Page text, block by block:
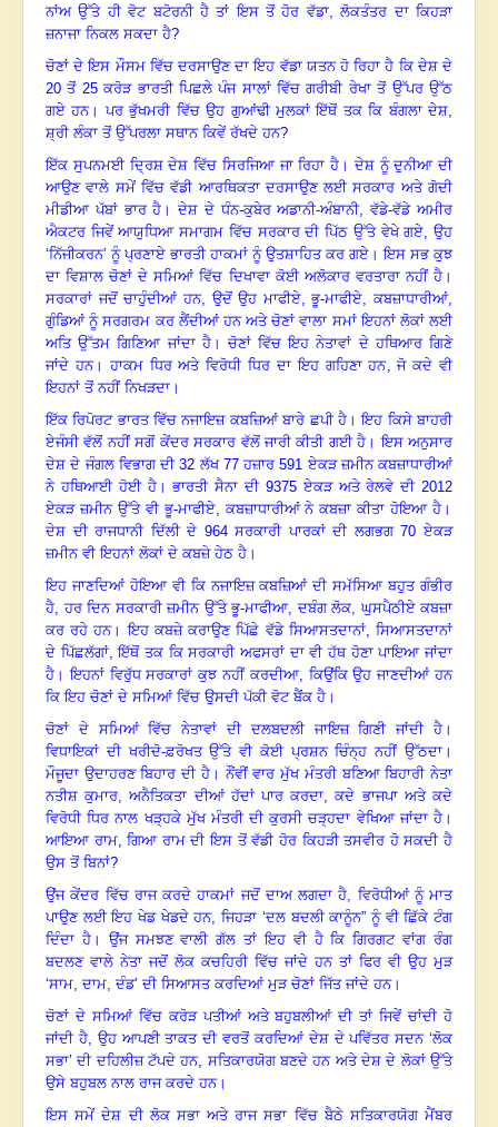
ਨਾਂਅ ਉੱਤੇ ਹੀ ਵੋਟ ਬਟੋਰਨੀ ਹੈ ਤਾਂ ਇਸ ਤੋਂ ਹੋਰ ਵੱਡਾ,ਲੋਕਤੰਤਰ ਦਾ ਕਿਹੜਾ
ਜ਼ਨਾਜਾ ਨਿਕਲ ਸਕਦਾ ਹੈ?
ਚੋਣਾਂ ਦੇ ਇਸ ਮੌਸਮ ਵਿੱਚ ਦਰਸਾਉਣ ਦਾ ਇਹ ਵੱਡਾ ਯਤਨ ਹੋ ਰਿਹਾ ਹੈ ਕਿ ਦੇਸ਼ ਦੇ
20 ਤੋਂ 25ਕਰੋੜ ਭਾਰਤੀ ਪਿਛਲੇ ਪੰਜ ਸਾਲਾਂ ਵਿੱਚ ਗਰੀਬੀ ਰੇਖਾ ਤੋਂ ਉੱਪਰ ਉੱਠ
ਗਏ ਹਨ। ਪਰ ਭੁੱਖਮਰੀ ਵਿੱਚ ਉਹ ਗੁਆਂਢੀ ਮੁਲਕਾਂ ਇੱਥੋਂ ਤਕ ਕਿ ਬੰਗਲਾ ਦੇਸ਼,
ਸ਼੍ਰੀ ਲੰਕਾ ਤੋਂ ਉੱਪਰਲਾ ਸਥਾਨ ਕਿਵੇਂ ਰੱਖਦੇ ਹਨ?
ਇੱਕ ਸੁਪਨਮਈ ਦ੍ਰਿਸ਼ ਦੇਸ਼ ਵਿੱਚ ਸਿਰਜਿਆ ਜਾ ਰਿਹਾ ਹੈ । ਦੇਸ਼ ਨੂੰ ਦੁਨੀਆ ਦੀ
ਆਉਣ ਵਾਲੇ ਸਮੇਂ ਵਿੱਚ ਵੱਡੀ ਆਰਥਿਕਤਾ ਦਰਸਾਉਣ ਲਈ ਸਰਕਾਰ ਅਤੇ ਗੋਦੀ
ਮੀਡੀਆ ਪੱਬਾਂ ਭਾਰ ਹੈ ।ਦੇਸ਼ ਦੇ ਧੰਨ-ਕੁਬੇਰ ਅਡਾਨੀ-ਅੰਬਾਨੀ,ਵੱਡੇ-ਵੱਡੇ ਅਮੀਰ
ਐਕਟਰ ਜਿਵੇਂ ਆਯੁਧਿਆ ਸਮਾਗਮ ਵਿੱਚ ਸਰਕਾਰ ਦੀ ਪਿੱਠ ਉੱਤੇ ਵੇਖੇ ਗਏ,ਉਹ
‘ਨਿੱਜੀਕਰਨ’ ਨੂੰ ਪ੍ਰਣਾਏ ਭਾਰਤੀ ਹਾਕਮਾਂ ਨੂੰ ਉਤਸ਼ਾਹਿਤ ਕਰ ਗਏ ।ਇਸ ਸਭ ਕੁਝ
ਦਾ ਵਿਸ਼ਾਲ ਚੋਣਾਂ ਦੇ ਸਮਿਆਂ ਵਿੱਚ ਦਿਖਾਵਾ ਕੋਈ ਅਲੋਕਾਰ ਵਰਤਾਰਾ ਨਹੀਂ ਹੈ ।
ਸਰਕਾਰਾਂ ਜਦੋਂ ਚਾਹੁੰਦੀਆਂ ਹਨ, ਉਦੋਂ ਉਹ ਮਾਫੀਏ,ਭੂ-ਮਾਫੀਏ, ਕਬਜ਼ਾਧਾਰੀਆਂ,
ਗੁੰਡਿਆਂ ਨੂੰ ਸਰਗਰਮ ਕਰ ਲੈਂਦੀਆਂ ਹਨ ਅਤੇ ਚੋਣਾਂ ਵਾਲਾ ਸਮਾਂ ਇਹਨਾਂ ਲੋਕਾਂ ਲਈ
ਅਤਿ ਉੱਤਮ ਗਿਣਿਆ ਜਾਂਦਾ ਹੈ। ਚੋਣਾਂ ਵਿੱਚ ਇਹ ਨੇਤਾਵਾਂ ਦੇ ਹਥਿਆਰ ਗਿਣੇ
ਜਾਂਦੇ ਹਨ। ਹਾਕਮ ਧਿਰ ਅਤੇ ਵਿਰੋਧੀ ਧਿਰ ਦਾ ਇਹ ਗਹਿਣਾ ਹਨ,ਜੋ ਕਦੇ ਵੀ
ਇਹਨਾਂ ਤੋਂ ਨਹੀਂ ਨਿਖੜਦਾ ।
ਇੱਕ ਰਿਪੋਰਟ ਭਾਰਤ ਵਿੱਚ ਨਜਾਇਜ਼ ਕਬਜ਼ਿਆਂ ਬਾਰੇ ਛਪੀ ਹੈ।ਇਹ ਕਿਸੇ ਬਾਹਰੀ
ਏਜੰਸੀ ਵੱਲੋਂ ਨਹੀਂ ਸਗੋਂ ਕੇਂਦਰ ਸਰਕਾਰ ਵੱਲੋਂ ਜਾਰੀ ਕੀਤੀ ਗਈ ਹੈ ।ਇਸ ਅਨੁਸਾਰ
ਦੇਸ਼ ਦੇ ਜੰਗਲ ਵਿਭਾਗ ਦੀ32 ਲੱਖ 77ਹਜ਼ਾਰ591 ਏਕੜ ਜ਼ਮੀਨ ਕਬਜ਼ਾਧਾਰੀਆਂ
ਨੇ ਹਥਿਆਈ ਹੋਈ ਹੈ।ਭਾਰਤੀ ਸੈਨਾ ਦੀ 9375ਏਕੜ ਅਤੇ ਰੇਲਵੇ ਦੀ2012
ਏਕੜ ਜ਼ਮੀਨ ਉੱਤੇ ਵੀ ਭੂ-ਮਾਫੀਏ, ਕਬਜ਼ਾਧਾਰੀਆਂ ਨੇ ਕਬਜ਼ਾ ਕੀਤਾ ਹੋਇਆ ਹੈ ।
ਦੇਸ਼ ਦੀ ਰਾਜਧਾਨੀ ਦਿੱਲੀ ਦੇ 964ਸਰਕਾਰੀ ਪਾਰਕਾਂ ਦੀ ਲਗਭਗ70 ਏਕੜ
ਜ਼ਮੀਨ ਵੀ ਇਹਨਾਂ ਲੋਕਾਂ ਦੇ ਕਬਜ਼ੇ ਹੇਠ ਹੈ ।
ਇਹ ਜਾਣਦਿਆਂ ਹੋਇਆ ਵੀ ਕਿ ਨਜਾਇਜ਼ ਕਬਜ਼ਿਆਂ ਦੀ ਸਮੱਸਿਆ ਬਹੁਤ ਗੰਭੀਰ
ਹੈ, ਹਰ ਦਿਨ ਸਰਕਾਰੀ ਜ਼ਮੀਨ ਉੱਤੇ ਭੂ-ਮਾਫੀਆ, ਦਬੰਗ ਲੋਕ, ਘੁਸਪੈਠੀਏ ਕਬਜ਼ਾ
ਕਰ ਰਹੇ ਹਨ।ਇਹ ਕਬਜ਼ੇ ਕਰਾਉਣ ਪਿੱਛੇ ਵੱਡੇ ਸਿਆਸਤਦਾਨਾਂ,ਸਿਆਸਤਦਾਨਾਂ
ਦੇ ਪਿੱਛਲੱਗਾਂ, ਇੱਥੋਂ ਤਕ ਕਿ ਸਰਕਾਰੀ ਅਫਸਰਾਂ ਦਾ ਵੀ ਹੱਥ ਹੋਣਾ ਪਾਇਆ ਜਾਂਦਾ
ਹੈ ।ਇਹਨਾਂ ਵਿਰੁੱਧ ਸਰਕਾਰਾਂ ਕੁਝ ਨਹੀਂ ਕਰਦੀਆ, ਕਿਉਂਕਿ ਉਹ ਜਾਣਦੀਆਂ ਹਨ
ਕਿ ਇਹ ਚੋਣਾਂ ਦੇ ਸਮਿਆਂ ਵਿੱਚ ਉਸਦੀ ਪੱਕੀ ਵੋਟ ਬੈਂਕ ਹੈ ।
ਚੋਣਾਂ ਦੇ ਸਮਿਆਂ ਵਿੱਚ ਨੇਤਾਵਾਂ ਦੀ ਦਲਬਦਲੀ ਜਾਇਜ਼ ਗਿਣੀ ਜਾਂਦੀ ਹੈ ।
ਵਿਧਾਇਕਾਂ ਦੀ ਖਰੀਦੋ-ਫ਼ਰੋਖਤ ਉੱਤੇ ਵੀ ਕੋਈ ਪ੍ਰਸ਼ਨ ਚਿੰਨ੍ਹ ਨਹੀਂ ਉੱਠਦਾ ।
ਮੌਜੂਦਾ ਉਦਾਹਰਣ ਬਿਹਾਰ ਦੀ ਹੈ। ਨੌਂਵੀਂ ਵਾਰ ਮੁੱਖ ਮੰਤਰੀ ਬਣਿਆ ਬਿਹਾਰੀ ਨੇਤਾ
ਨਤੀਸ਼ ਕੁਮਾਰ,ਅਨੈਤਿਕਤਾ ਦੀਆਂ ਹੱਦਾਂ ਪਾਰ ਕਰਦਾ,ਕਦੇ ਭਾਜਪਾ ਅਤੇ ਕਦੇ
ਵਿਰੋਧੀ ਧਿਰ ਨਾਲ ਖੜ੍ਹਕੇ ਮੁੱਖ ਮੰਤਰੀ ਦੀ ਕੁਰਸੀ ਚੜ੍ਹਦਾ ਵੇਖਿਆ ਜਾਂਦਾ ਹੈ ।
ਆਇਆ ਰਾਮ,ਗਿਆ ਰਾਮ ਦੀ ਇਸ ਤੋਂ ਵੱਡੀ ਹੋਰ ਕਿਹੜੀ ਤਸਵੀਰ ਹੋ ਸਕਦੀ ਹੈ
ਉਸ ਤੋਂ ਬਿਨਾਂ?
ਉਂਜ ਕੇਂਦਰ ਵਿੱਚ ਰਾਜ ਕਰਦੇ ਹਾਕਮਾਂ ਜਦੋਂ ਦਾਅ ਲਗਦਾ ਹੈ, ਵਿਰੋਧੀਆਂ ਨੂੰ ਮਾਤ
ਪਾਉਣ ਲਈ ਇਹ ਖੇਡ ਖੇਡਦੇ ਹਨ,ਜਿਹੜਾ ‘ਦਲ ਬਦਲੀ ਕਾਨੂੰਨ” ਨੂੰ ਵੀ ਛਿੱਕੇ ਟੰਗ
ਦਿੰਦਾ ਹੈ। ਉਂਜ ਸਮਝਣ ਵਾਲੀ ਗੱਲ ਤਾਂ ਇਹ ਵੀ ਹੈ ਕਿ ਗਿਰਗਟ ਵਾਂਗ ਰੰਗ
ਬਦਲਣ ਵਾਲੇ ਨੇਤਾ ਜਦੋਂ ਲੋਕ ਕਚਹਿਰੀ ਵਿੱਚ ਜਾਂਦੇ ਹਨ ਤਾਂ ਫਿਰ ਵੀ ਉਹ ਮੁੜ
‘ਸਾਮ, ਦਾਮ, ਦੰਡ’ ਦੀ ਸਿਆਸਤ ਕਰਦਿਆਂ ਮੁੜ ਚੋਣਾਂ ਜਿੱਤ ਜਾਂਦੇ ਹਨ।
ਚੋਣਾਂ ਦੇ ਸਮਿਆਂ ਵਿੱਚ ਕਰੋੜ ਪਤੀਆਂ ਅਤੇ ਬਹੁਬਲੀਆਂ ਦੀ ਤਾਂ ਜਿਵੇਂ ਚਾਂਦੀ ਹੋ
ਜਾਂਦੀ ਹੈ, ਉਹ ਆਪਣੀ ਤਾਕਤ ਦੀ ਵਰਤੋਂ ਕਰਦਿਆਂ ਦੇਸ਼ ਦੇ ਪਵਿੱਤਰ ਸਦਨ ‘ਲੋਕ
ਸਭਾ’ ਦੀ ਦਹਿਲੀਜ਼ ਟੱਪਦੇ ਹਨ, ਸਤਿਕਾਰਯੋਗ ਬਣਦੇ ਹਨ ਅਤੇ ਦੇਸ਼ ਦੇ ਲੋਕਾਂ ਉੱਤੇ
ਉਸੇ ਬਹੁਬਲ ਨਾਲ ਰਾਜ ਕਰਦੇ ਹਨ।
ਇਸ ਸਮੇਂ ਦੇਸ਼ ਦੀ ਲੋਕ ਸਭਾ ਅਤੇ ਰਾਜ ਸਭਾ ਵਿੱਚ ਬੈਠੇ ਸਤਿਕਾਰਯੋਗ ਮੈਂਬਰ